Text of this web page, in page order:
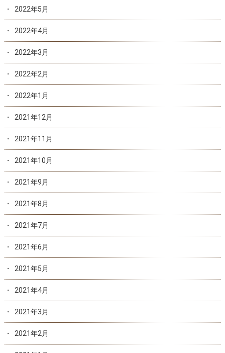
2022年5月
2022年4月
2022年3月
2022年2月
2022年1月
2021年12月
2021年11月
2021年10月
2021年9月
2021年8月
2021年7月
2021年6月
2021年5月
2021年4月
2021年3月
2021年2月